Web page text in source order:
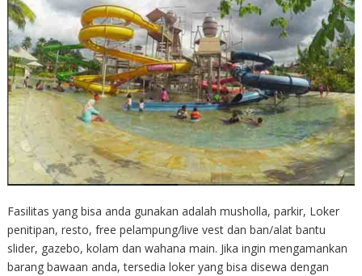
Fasilitas yang bisa anda gunakan adalah musholla, parkir, Loker
penitipan, resto, free pelampung/live vest dan ban/alat bantu
slider, gazebo, kolam dan wahana main. Jika ingin mengamankan
barang bawaan anda, tersedia loker yang bisa disewa dengan